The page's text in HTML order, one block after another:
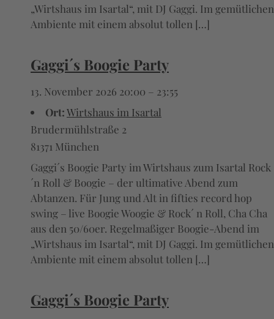
„Wirtshaus im Isartal“, mit DJ Gaggi. Im gemütlichen
Ambiente mit einem absolut tollen […]
Gaggi´s Boogie Party
13. November 2026 20:00 – 23:55
Ort:Wirtshaus im Isartal
Brudermühlstraße 2
81371 München
Gaggi´s Boogie Party im Wirtshaus zum Isartal Rock
´n Roll & Boogie – der ultimative Abend zum
Abtanzen. Für Jung und Alt in fifties record hop
swing – live Boogie Woogie & Rock´ n Roll, Cha Cha
aus den 50/60er. Regelmaßiger Boogie-Abend im
„Wirtshaus im Isartal“, mit DJ Gaggi. Im gemütlichen
Ambiente mit einem absolut tollen […]
Gaggi´s Boogie Party